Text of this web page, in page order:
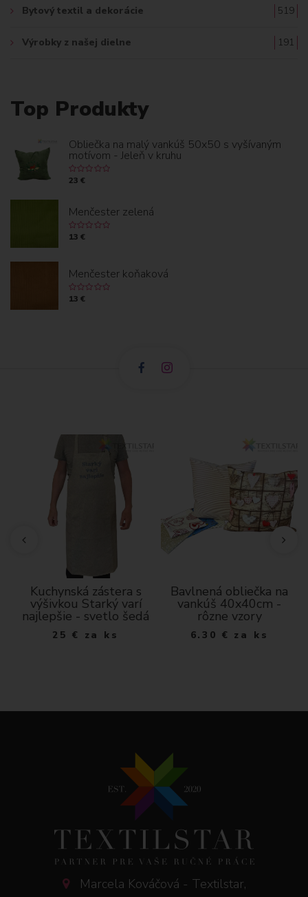
Bytový textil a dekorácie 519
Výrobky z našej dielne 191
Top Produkty
Obliečka na malý vankúš 50x50 s vyšívaným
motívom - Jeleň v kruhu
23 €
Menčester zelená
13 €
Menčester koňaková
13 €
Kuchynská zástera s
výšivkou Starký varí
najlepšie - svetlo šedá
25 € za ks
Bavlnená obliečka na
vankúš 40x40cm -
rôzne vzory
6.30 € za ks
Marcela Kováčová - Textilstar,